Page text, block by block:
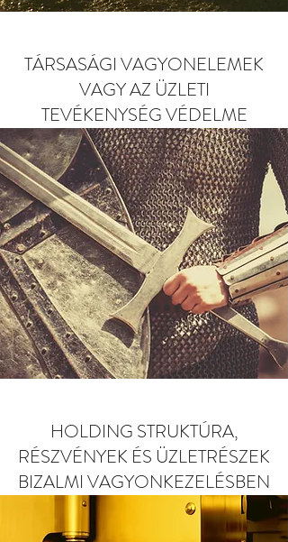
TÁRSASÁGI VAGYONELEMEK
VAGY AZ ÜZLETI
TEVÉKENYSÉG VÉDELME
HOLDING STRUKTÚRA,
RÉSZVÉNYEK ÉS ÜZLETRÉSZEK
BIZALMI VAGYONKEZELÉSBEN